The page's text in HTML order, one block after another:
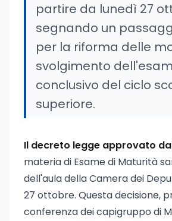
partire da lunedì 27
segnando un
per la riforma delle
svolgimento
conclusivo del ciclo
superiore.
Il decreto legge approvato
materia di Esame di Maturità
dell'aula della Camera dei
27 ottobre. Questa decisione,
conferenza dei capigruppo di